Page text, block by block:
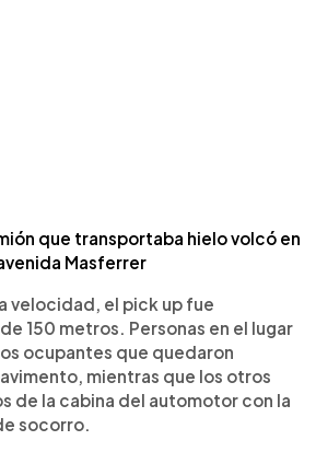
que transportaba hielo volcó en
Masferrer
velocidad, el pick up fue
150 metros. Personas en el lugar
ocupantes que quedaron
mientras que los otros
de la cabina del automotor con la
socorro.